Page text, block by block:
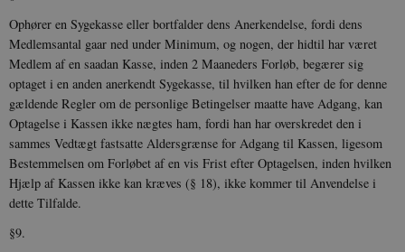
Ophører en Sygekasse eller bortfalder dens Anerkendelse, fordi dens
Medlemsantal gaar ned under Minimum, og nogen, der hidtil har været
Medlem af en saadan Kasse, inden 2 Maaneders Forløb, begærer sig
optaget i en anden anerkendt Sygekasse, til hvilken han efter de for denne
gældende Regler om de personlige Betingelser maatte have Adgang, kan
Optagelse i Kassen ikke nægtes ham, fordi han har overskredet den i
sammes Vedtægt fastsatte Aldersgrænse for Adgang til Kassen, ligesom
Bestemmelsen om Forløbet af en vis Frist efter Optagelsen, inden hvilken
Hjælp af Kassen ikke kan kræves (§ 18), ikke kommer til Anvendelse i
dette Tilfalde.
§9.